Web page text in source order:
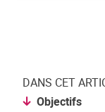
DANS CET
Objectifs